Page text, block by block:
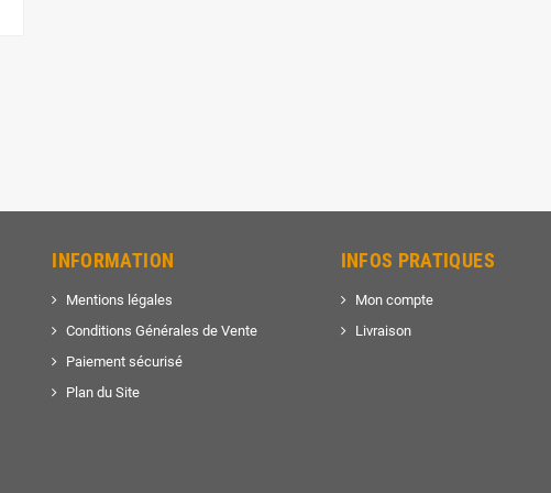
INFORMATION
Mentions légales
Conditions Générales de Vente
Paiement sécurisé
Plan du Site
INFOS PRATIQUES
Mon compte
Livraison